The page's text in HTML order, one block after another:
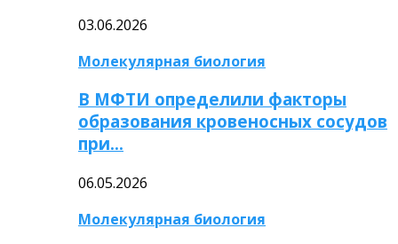
03.06.2026
Молекулярная биология
В МФТИ определили факторы
образования кровеносных сосудов
при…
06.05.2026
Молекулярная биология